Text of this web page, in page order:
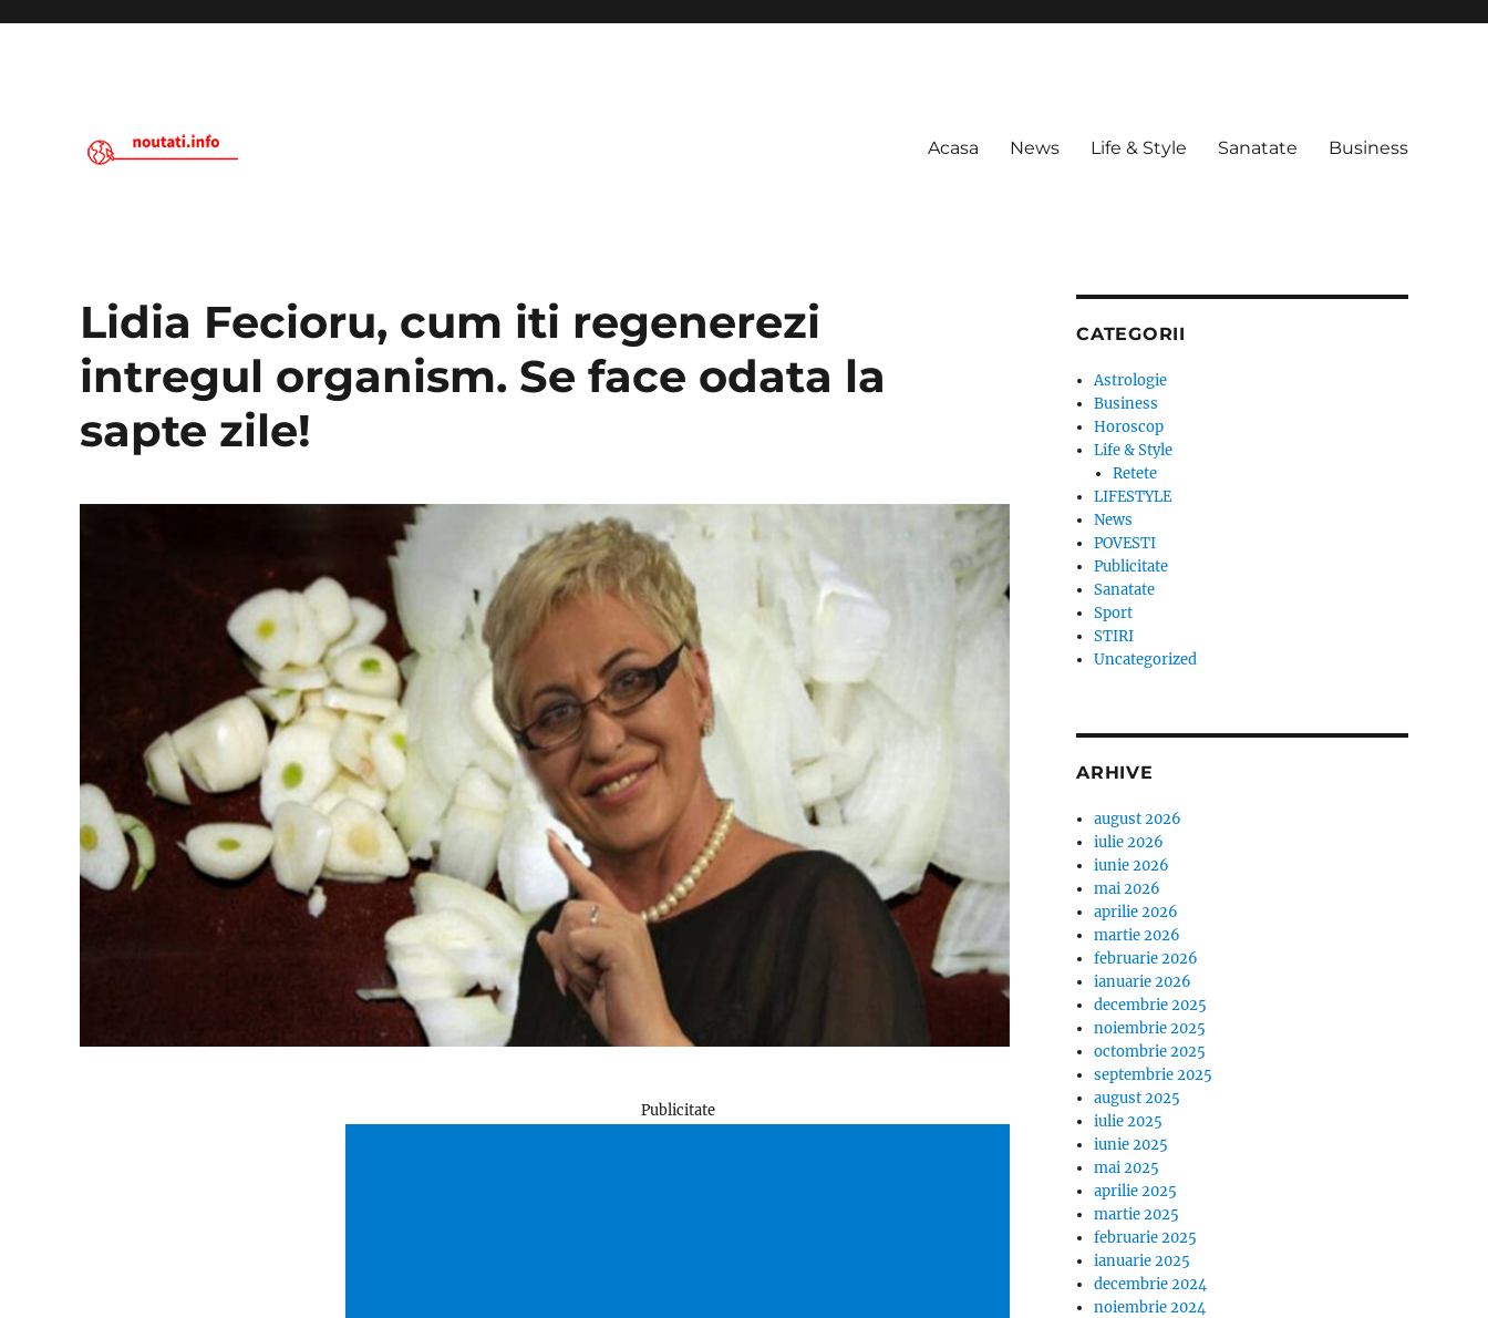
Acasa News Life & Style Sanatate Business
Lidia Fecioru, cum iti regenerezi
intregul organism. Se face odata la
sapte zile!
Publicitate
CATEGORII
Astrologie
Business
Horoscop
Life & Style
Retete
LIFESTYLE
News
POVESTI
Publicitate
Sanatate
Sport
STIRI
Uncategorized
ARHIVE
august 2026
iulie 2026
iunie 2026
mai 2026
aprilie 2026
martie 2026
februarie 2026
ianuarie 2026
decembrie 2025
noiembrie 2025
octombrie 2025
septembrie 2025
august 2025
iulie 2025
iunie 2025
mai 2025
aprilie 2025
martie 2025
februarie 2025
ianuarie 2025
decembrie 2024
noiembrie 2024